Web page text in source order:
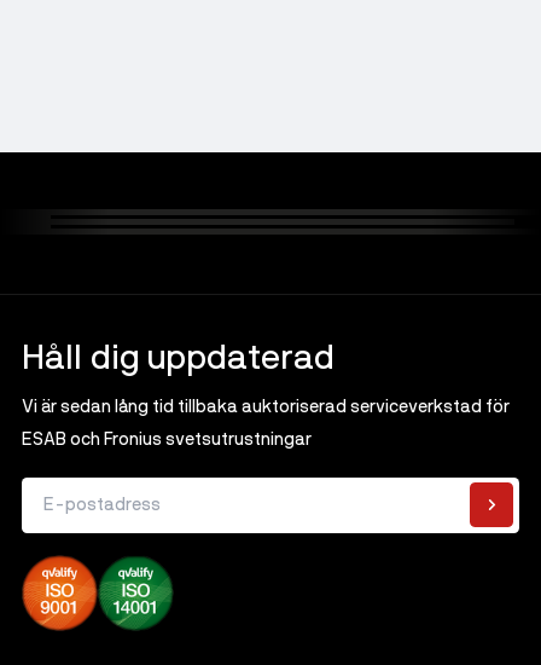
Håll dig uppdaterad
Vi är sedan lång tid tillbaka auktoriserad serviceverkstad för
ESAB och Fronius svetsutrustningar
E-postadress